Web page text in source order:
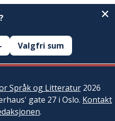
Valgfri sum
Språk og Litteratur2026
gate 27 i Oslo. Kontakt
.